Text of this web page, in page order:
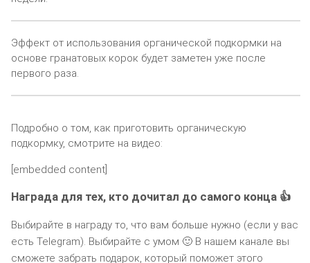
Эффект от использования органической подкормки на
основе гранатовых корок будет заметен уже после
первого раза.
Подробно о том, как приготовить органическую
подкормку, смотрите на видео:
[embedded content]
Награда для тех, кто дочитал до самого конца 👍
Выбирайте в награду то, что вам больше нужно (если у вас
есть Telegram). Выбирайте с умом 🙂 В нашем канале вы
сможете забрать подарок, который поможет этого